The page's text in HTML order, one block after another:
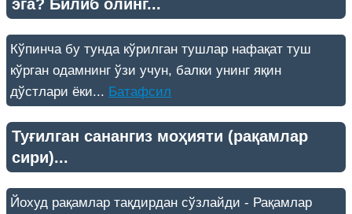
эга? Билиб олинг...
Кўпинча бу тунда кўрилган тушлар нафақат туш
кўрган одамнинг ўзи учун, балки унинг яқин
дўстлари ёки... Батафсил
Туғилган санангиз моҳияти (рақамлар
сири)...
Йохуд рақамлар тақдирдан сўзлайди - Рақамлар